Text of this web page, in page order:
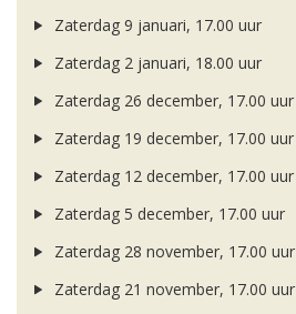
Zaterdag 9 januari, 17.00 uur
Zaterdag 2 januari, 18.00 uur
Zaterdag 26 december, 17.00 uur
Zaterdag 19 december, 17.00 uur
Zaterdag 12 december, 17.00 uur
Zaterdag 5 december, 17.00 uur
Zaterdag 28 november, 17.00 uur
Zaterdag 21 november, 17.00 uur